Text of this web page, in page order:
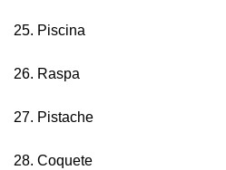
25. Piscina
26. Raspa
27. Pistache
28. Coquete